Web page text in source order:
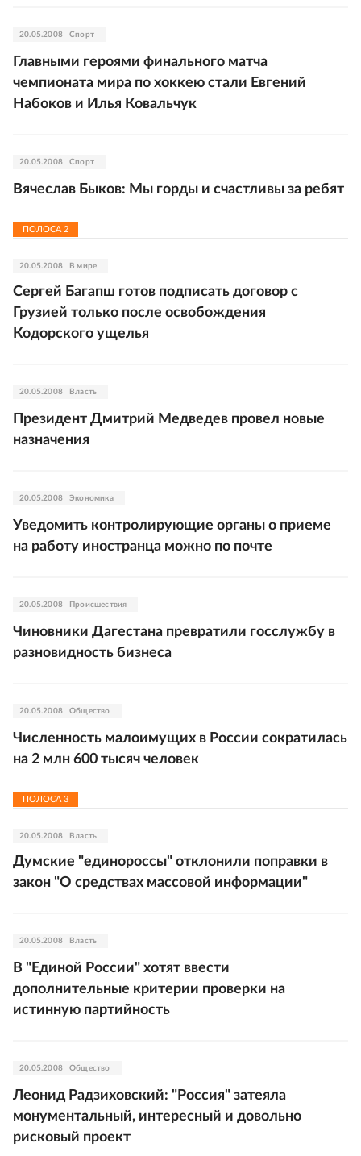
20.05.2008 Спорт
Главными героями финального матча
чемпионата мира по хоккею стали Евгений
Набоков и Илья Ковальчук
20.05.2008 Спорт
Вячеслав Быков: Мы горды и счастливы за ребят
ПОЛОСА 2
20.05.2008 В мире
Сергей Багапш готов подписать договор с
Грузией только после освобождения
Кодорского ущелья
20.05.2008 Власть
Президент Дмитрий Медведев провел новые
назначения
20.05.2008 Экономика
Уведомить контролирующие органы о приеме
на работу иностранца можно по почте
20.05.2008 Происшествия
Чиновники Дагестана превратили госслужбу в
разновидность бизнеса
20.05.2008 Общество
Численность малоимущих в России сократилась
на 2 млн 600 тысяч человек
ПОЛОСА 3
20.05.2008 Власть
Думские "единороссы" отклонили поправки в
закон "О средствах массовой информации"
20.05.2008 Власть
В "Единой России" хотят ввести
дополнительные критерии проверки на
истинную партийность
20.05.2008 Общество
Леонид Радзиховский: "Россия" затеяла
монументальный, интересный и довольно
рисковый проект